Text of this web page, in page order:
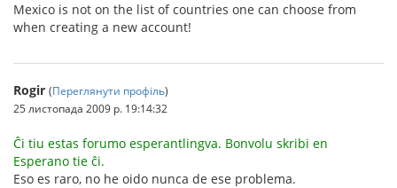
Mexico is not on the list of countries one can choose from
when creating a new account!
Rogir (Переглянути профіль)
25 листопада 2009 р. 19:14:32
Ĉi tiu estas forumo esperantlingva. Bonvolu skribi en
Esperano tie ĉi.
Eso es raro, no he oido nunca de ese problema.